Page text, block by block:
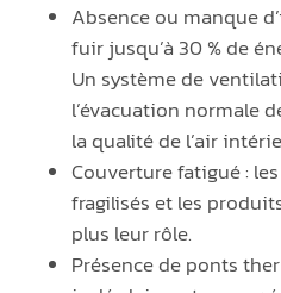
Absence ou manque
fuir jusqu’à 30 % de
Un système de
l’évacuation normale
la qualité de l’air
Couverture fatigué :
fragilisés et les
plus leur rôle.
Présence de ponts